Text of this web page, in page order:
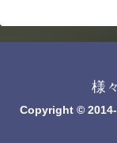
様
Copyright © 2014-